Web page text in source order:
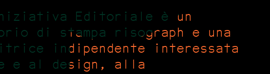
Editoriale è un
di stampa risograph e una
indipendente interessata
e al design, alla